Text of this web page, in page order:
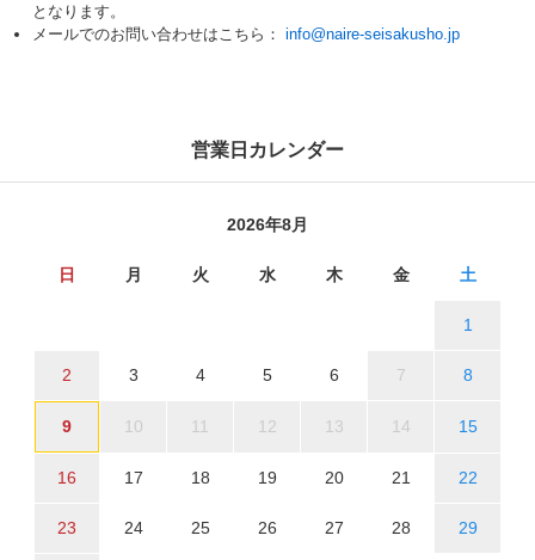
となります。
メールでのお問い合わせはこちら： info@naire-seisakusho.jp
営業日カレンダー
2026年8月
日 月 火 水 木 金 土
1
2 3 4 5 6 7 8
9 10 11 12 13 14 15
16 17 18 19 20 21 22
23 24 25 26 27 28 29